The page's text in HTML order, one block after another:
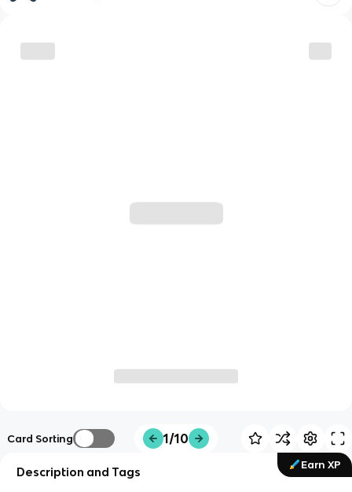
Card Sorting 1/10
Earn XP
Description and Tags